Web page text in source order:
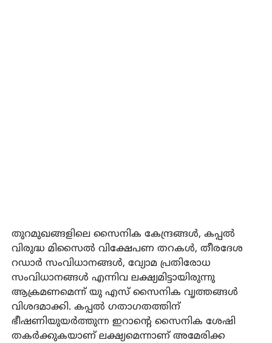
തുറമുഖങ്ങളിലെ സൈനിക കേന്ദ്രങ്ങള്‍, കപ്പല്‍
വിരുദ്ധ മിസൈല്‍ വിക്ഷേപണ തറകള്‍, തീരദേശ
റഡാര്‍ സംവിധാനങ്ങള്‍, വ്യോമ പ്രതിരോധ
സംവിധാനങ്ങള്‍ എന്നിവ ലക്ഷ്യമിട്ടായിരുന്നു
ആക്രമണമെന്ന് യു എസ് സൈനിക വൃത്തങ്ങള്‍
വിശദമാക്കി. കപ്പല്‍ ഗതാഗതത്തിന്
ഭീഷണിയുയര്‍ത്തുന്ന ഇറാന്റെ സൈനിക ശേഷി
തകര്‍ക്കുകയാണ് ലക്ഷ്യമെന്നാണ് അമേരിക്ക